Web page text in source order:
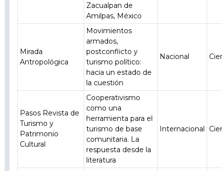
Zacualpan de
Amilpas, México
Mirada
Antropológica
Movimientos
armados,
postconflicto y
turismo político:
hacia un estado de
la cuestión
Nacional
Pasos Revista de
Turismo y
Patrimonio
Cultural
Cooperativismo
como una
herramienta para el
turismo de base
comunitaria. La
respuesta desde la
literatura
Internacional